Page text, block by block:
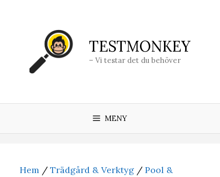
TESTMONKEY
– Vi testar det du behöver
MENY
Hem / Trädgård & Verktyg / Pool &